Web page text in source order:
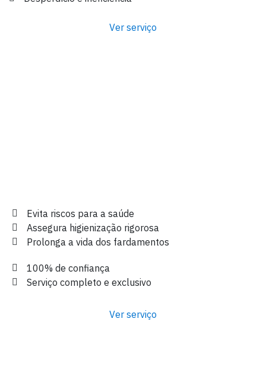
Ver serviço
Evita riscos para a saúde
Assegura higienização rigorosa
Prolonga a vida dos fardamentos
100% de confiança
Serviço completo e exclusivo
Ver serviço